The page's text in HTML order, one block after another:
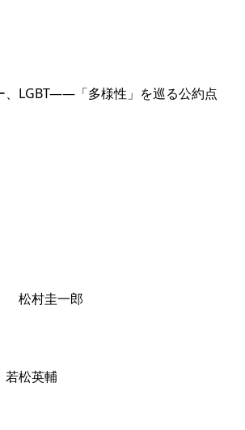
、LGBT――「多様性」を巡る公約点
松村圭一郎
松英輔